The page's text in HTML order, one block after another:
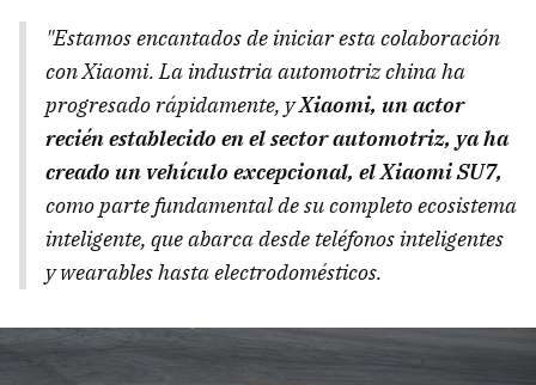
"Estamos encantados de iniciar esta colaboración
con Xiaomi. La industria automotriz china ha
progresado rápidamente, yXiaomi, un actor
recién establecido en el sector automotriz, ya ha
creado un vehículo excepcional, el Xiaomi SU7,
como parte fundamental de su completo ecosistema
inteligente, que abarca desde teléfonos inteligentes
y wearables hasta electrodomésticos.